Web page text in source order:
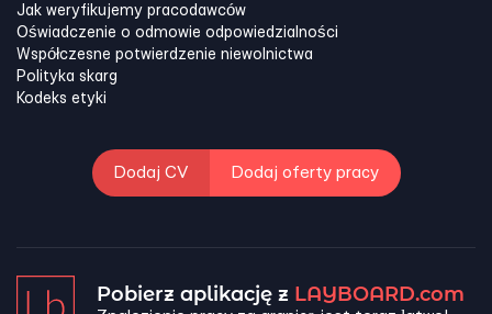
Jak weryfikujemy pracodawców
Oświadczenie o odmowie odpowiedzialności
Współczesne potwierdzenie niewolnictwa
Polityka skarg
Kodeks etyki
Dodaj CV Dodaj oferty pracy
Pobierz aplikację z LAYBOARD.com